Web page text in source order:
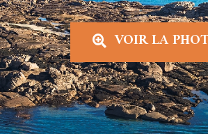
VOIR LA